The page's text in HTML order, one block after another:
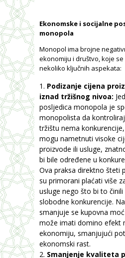
Ekonomske i socijalne
monopola
Monopol ima brojne
ekonomiju i društvo, koje
nekoliko ključnih aspekata:
Podizanje cijena
iznad tržišnog nivoa:
posljedica monopola je
monopolista da
tržištu nema
mogu nametnuti visoke
proizvode ili usluge,
bi bile određene u
Ova praksa direktno šteti
su primorani plaćati više
usluge nego što bi to činili
slobodne konkurencije.
smanjuje se kupovna
može imati domino efekt
ekonomiju, smanjujući
ekonomski rast.
Smanjenje kvaliteta